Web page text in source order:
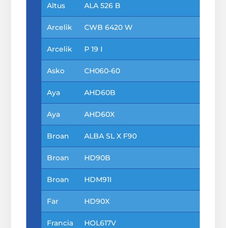
Altus ALA 526 B
Arcelik CWB 6420 W
Arcelik P 19 I
Asko CH060-60
Aya AHD60B
Aya AHD60X
Broan ALBA SL X F90
Broan HD90B
Broan HDM91I
Far HD90X
Francia HOL617V